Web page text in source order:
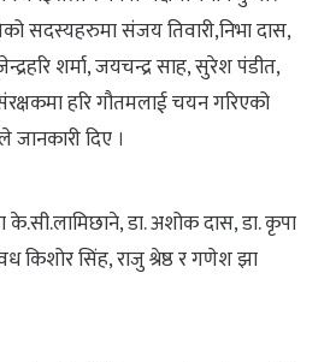
सदस्यहरुमा संजय तिवारी,निभा दास,
शर्मा, जयचन्द्र साह, सुरेश पंडीत,
हरि गौतमलाई चयन गरिएको
दिए ।
डा. अशोक दास, डा. कृपा
किशोर सिंह, राजु श्रेष्ठ र गणेश झा